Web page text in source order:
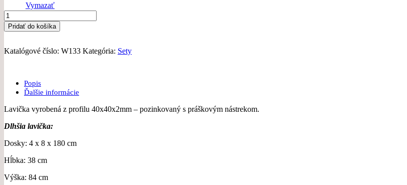
Vymazať
množstvo
Parková
zostava
cm
Pridať do košíka
Katalógové číslo: W133 Kategória: Sety
Popis
Ďalšie informácie
Lavička vyrobená z profilu 40x40x2mm – pozinkovaný s práškovým nástrekom.
Dlhšia lavička:
Dosky: 4 x 8 x 180 cm
Hĺbka: 38 cm
Výška: 84 cm